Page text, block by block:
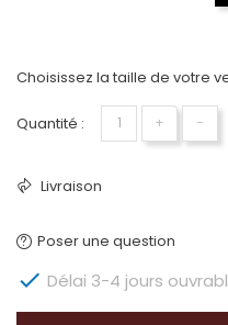
Choisissez la taille de votre
Quantité : + −
Livraison
Poser une question
 Délai 3-4 jours